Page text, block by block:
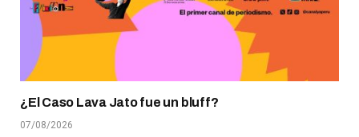
¿El Caso Lava Jato fue un bluff?
07/08/2026